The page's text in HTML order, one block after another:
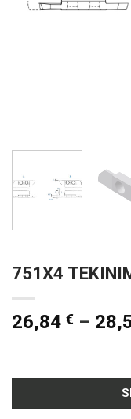
751X4
26,84 € –